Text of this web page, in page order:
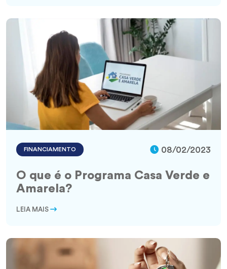
FINANCIAMENTO 08/02/2023
O que é o Programa Casa Verde e
Amarela?
LEIA MAIS